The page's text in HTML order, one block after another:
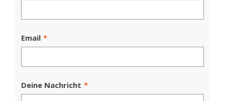
Email *
Deine Nachricht *